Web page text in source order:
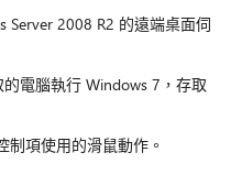
Server 2008 R2 的遠端桌面伺
電腦執行 Windows 7，存取
項使用的滑鼠動作。